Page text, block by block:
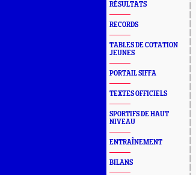
RÉSULTATS
RECORDS
TABLES DE COTATION
JEUNES
PORTAIL SIFFA
TEXTES OFFICIELS
SPORTIFS DE HAUT
NIVEAU
ENTRAÎNEMENT
BILANS